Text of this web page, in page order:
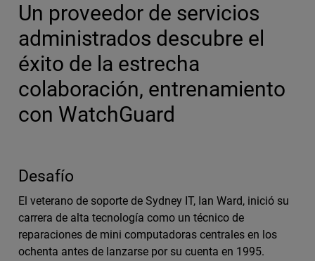
Un proveedor de servicios
administrados descubre el
éxito de la estrecha
colaboración, entrenamiento
con WatchGuard
Desafío
El veterano de soporte de Sydney IT, Ian Ward, inició su
carrera de alta tecnología como un técnico de
reparaciones de mini computadoras centrales en los
ochenta antes de lanzarse por su cuenta en 1995.